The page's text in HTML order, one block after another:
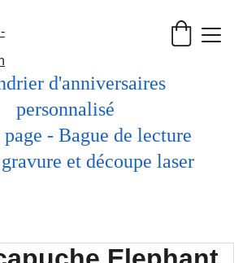
d'anniversaires
personnalisé
et découpe laser